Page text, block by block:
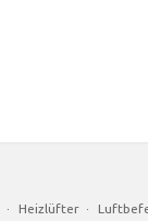
· Heizlüfter ·